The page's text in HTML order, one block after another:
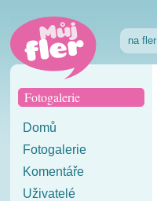
na fler
Fotogalerie
Domů
Fotogalerie
Komentáře
Uživatelé